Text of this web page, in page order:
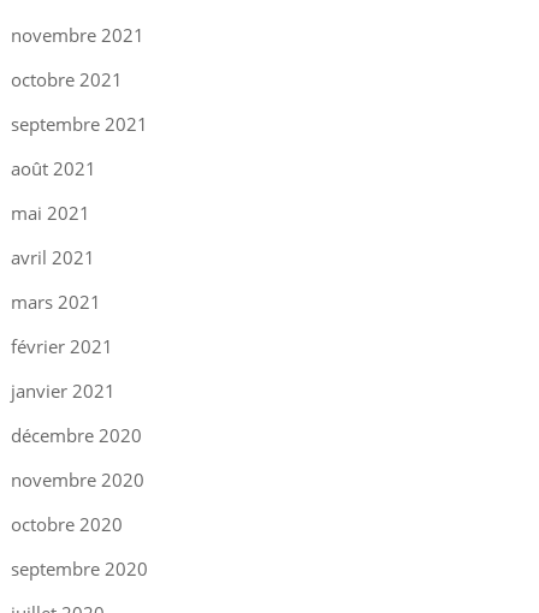
novembre 2021
octobre 2021
septembre 2021
août 2021
mai 2021
avril 2021
mars 2021
février 2021
janvier 2021
décembre 2020
novembre 2020
octobre 2020
septembre 2020